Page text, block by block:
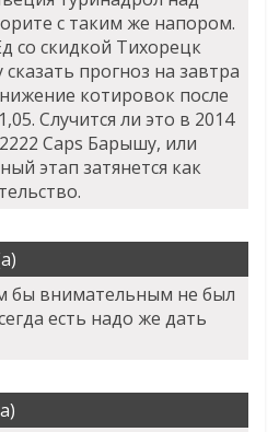
с таким же напором.
со скидкой Тихорецк
прогноз на завтра
котировок после
Случится ли это в 2014
Caps Барышу, или
этап затянется как
бы внимательным не был
есть надо же дать